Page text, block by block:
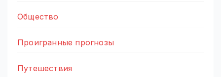
Общество
Проигранные прогнозы
Путешествия